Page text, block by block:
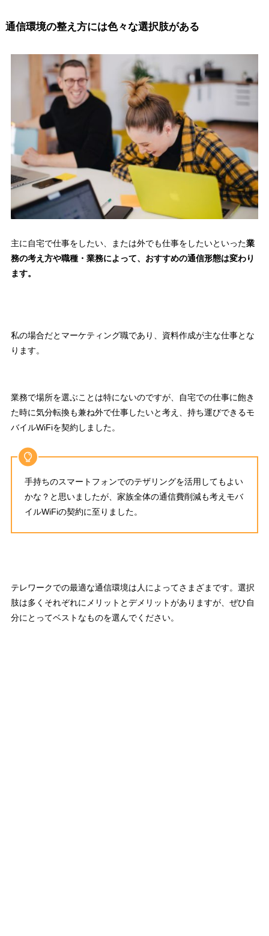
通信環境の整え方には色々な選択肢がある
主に自宅で仕事をしたい、または外でも仕事をしたいといった業
務の考え方や職種・業務によって、おすすめの通信形態は変わり
ます。
私の場合だとマーケティング職であり、 資料作成が主な仕事とな
ります。
業務で場所を選ぶことは特にないのですが、自宅での仕事に飽き
た時に気分転換も兼ね外で仕事したいと考え、 持ち運びできるモ
バイルWiFiを契約しました。
手持ちのスマートフォンでのテザリングを活用してもよい
かな？と思いましたが、家族全体の通信費削減も考えモバ
イルWiFiの契約に至りました。
テレワークでの最適な通信環境は人によってさまざまです。選択
肢は多くそれぞれにメリットとデメリットがありますが、ぜひ自
分にとってベストなものを選んでください。